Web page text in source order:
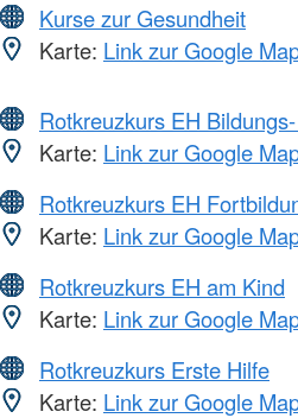
Kurse zur Gesundheit
Karte: Link zur Google
Rotkreuzkurs EH
Karte: Link zur Google
Rotkreuzkurs EH
Karte: Link zur Google
Rotkreuzkurs EH am Kind
Karte: Link zur Google
Rotkreuzkurs Erste Hilfe
Karte: Link zur Google